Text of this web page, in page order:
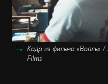
Кадр из фильма «Вопль»
Films